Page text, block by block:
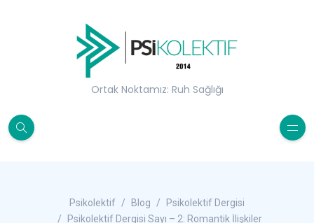
Ortak Noktamız: Ruh Sağlığı
Psikolektif Blog
Psikolektif Dergisi
Psikolektif Dergisi Sayı – 2: Romantik İlişkiler